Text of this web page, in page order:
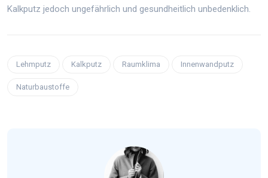
Kalkputz jedoch ungefährlich und gesundheitlich unbedenklich.
Lehmputz Kalkputz Raumklima Innenwandputz
Naturbaustoffe